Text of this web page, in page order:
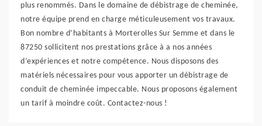
plus renommés. Dans le domaine de débistrage de cheminée,
notre équipe prend en charge méticuleusement vos travaux.
Bon nombre d’habitants à Morterolles Sur Semme et dans le
87250 sollicitent nos prestations grâce à a nos années
d’expériences et notre compétence. Nous disposons des
matériels nécessaires pour vous apporter un débistrage de
conduit de cheminée impeccable. Nous proposons également
un tarif à moindre coût. Contactez-nous !